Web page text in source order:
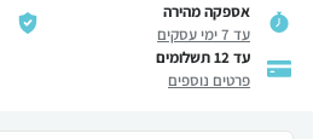
אספקה מהירה
עד 7 ימי עסקים
עד 12 תשלומים
פרטים נוספים